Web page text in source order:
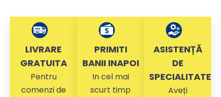
LIVRARE
GRATUITA
Pentru
comenzi de
PRIMITI
BANII INAPOI
In cel mai
scurt timp
ASISTENȚĂ
DE
SPECIALITATE
Aveți